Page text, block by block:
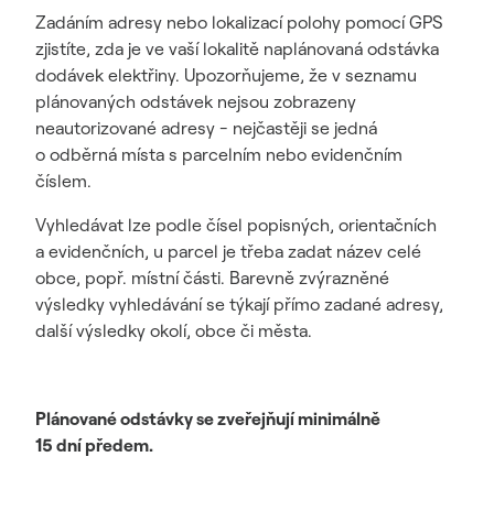
Zadáním adresy nebo lokalizací polohy pomocí GPS
zjistíte, zda je ve vaší lokalitě naplánovaná odstávka
dodávek elektřiny. Upozorňujeme, že v seznamu
plánovaných odstávek nejsou zobrazeny
neautorizované adresy - nejčastěji se jedná
o odběrná místa s parcelním nebo evidenčním
číslem.
Vyhledávat lze podle čísel popisných, orientačních
a evidenčních, u parcel je třeba zadat název celé
obce, popř. místní části. Barevně zvýrazněné
výsledky vyhledávání se týkají přímo zadané adresy,
další výsledky okolí, obce či města.
Plánované odstávky se zveřejňují minimálně
15 dní předem.